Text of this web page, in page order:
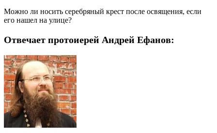
Можно ли носить серебряный крест после освящения, если
его нашел на улице?
Отвечает протоиерей Андрей Ефанов: